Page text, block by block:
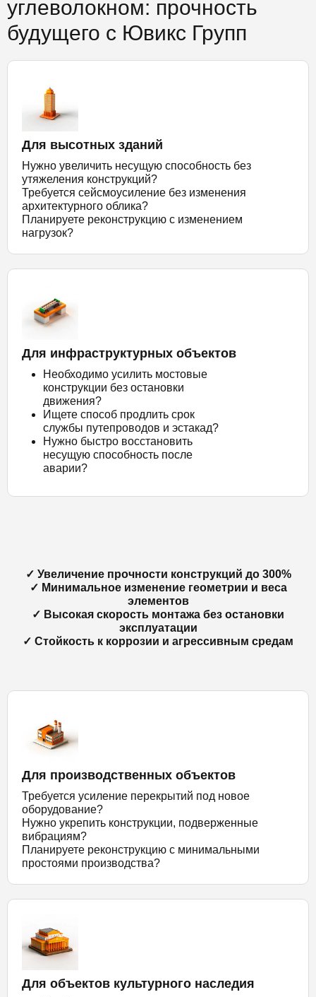
углеволокном: прочность
будущего с Ювикс Групп
Для высотных зданий
Нужно увеличить несущую способность без
утяжеления конструкций?
Требуется сейсмоусиление без изменения
архитектурного облика?
Планируете реконструкцию с изменением
нагрузок?
Для инфраструктурных объектов
Необходимо усилить мостовые
конструкции без остановки
движения?
Ищете способ продлить срок
службы путепроводов и эстакад?
Нужно быстро восстановить
несущую способность после
аварии?
✓ Увеличение прочности конструкций до 300%
✓ Минимальное изменение геометрии и веса
элементов
✓ Высокая скорость монтажа без остановки
эксплуатации
✓ Стойкость к коррозии и агрессивным средам
Для производственных объектов
Требуется усиление перекрытий под новое
оборудование?
Нужно укрепить конструкции, подверженные
вибрациям?
Планируете реконструкцию с минимальными
простоями производства?
Для объектов культурного наследия